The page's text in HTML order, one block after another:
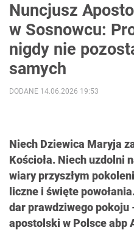
Nuncjusz
w Sosnowcu:
nigdy nie
samych
Niech Dziewica Maryja
Kościoła. Niech uzdolni
wiary przyszłym
liczne i święte
dar prawdziwego pokoju
apostolski w Polsce abp
DODANE 14.06.2026 19:53